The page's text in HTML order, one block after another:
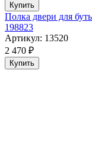
Купить
Полка двери для
198823
Артикул: 13520
2 470 ₽
Купить